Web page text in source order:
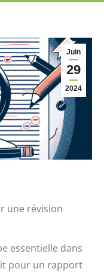
Juin
29
2024
une révision
essentielle dans
pour un rapport